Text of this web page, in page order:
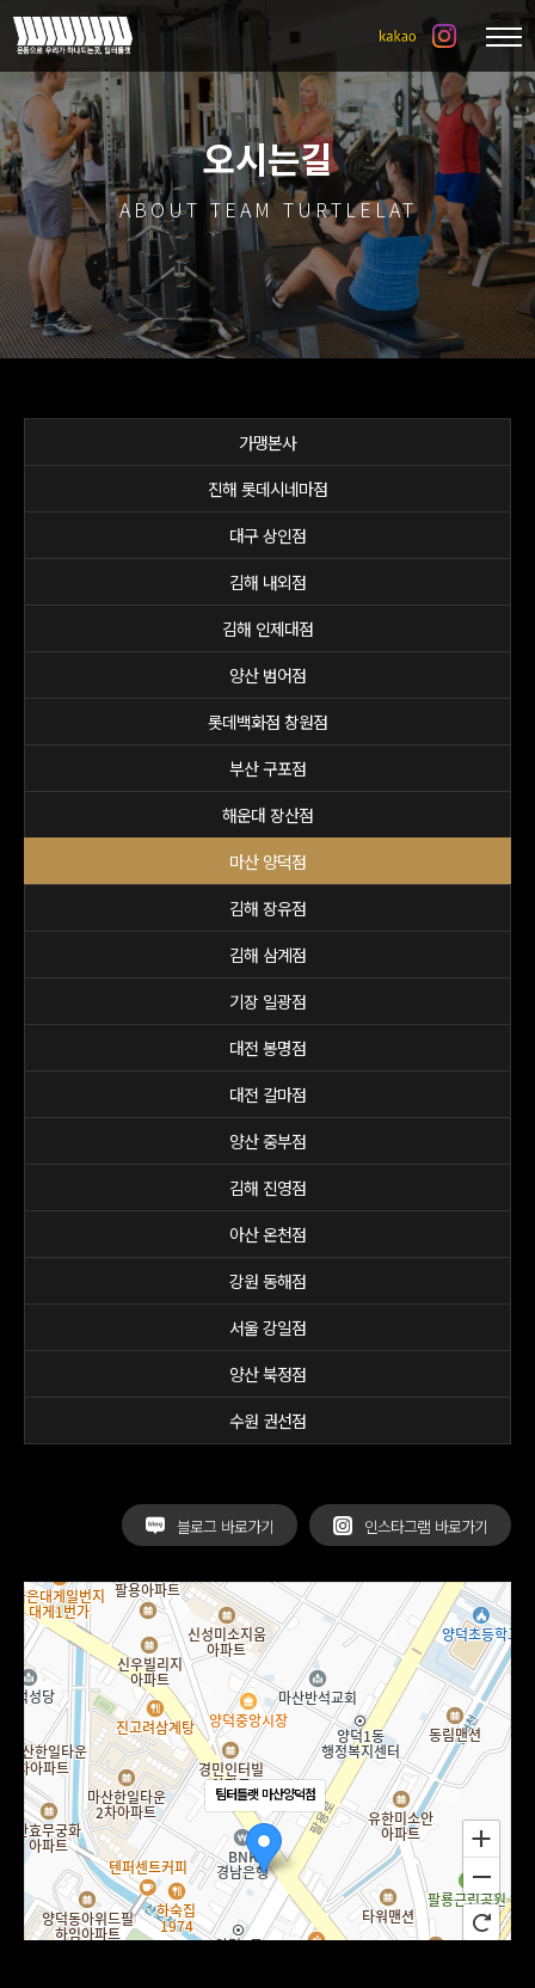
오시는길
ABOUT TEAM TURTLELAT
가맹본사
진해 롯데시네마점
대구 상인점
김해 내외점
김해 인제대점
양산 범어점
롯데백화점 창원점
부산 구포점
해운대 장산점
마산 양덕점
김해 장유점
김해 삼계점
기장 일광점
대전 봉명점
대전 갈마점
양산 중부점
김해 진영점
아산 온천점
강원 동해점
서울 강일점
양산 북정점
수원 권선점
인스타그램 바로가기
블로그 바로가기
팀터틀랫 마산양덕점